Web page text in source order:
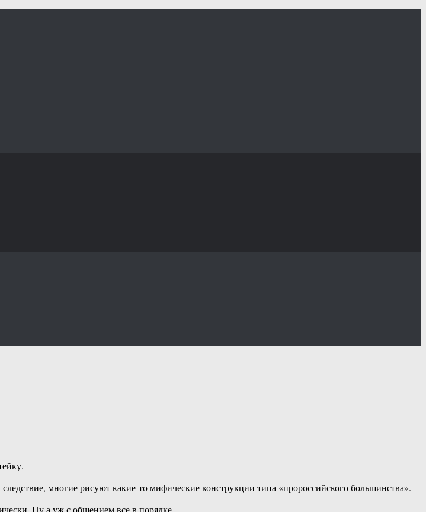
многие рисуют какие-то мифические конструкции типа «пророссийского большинства».